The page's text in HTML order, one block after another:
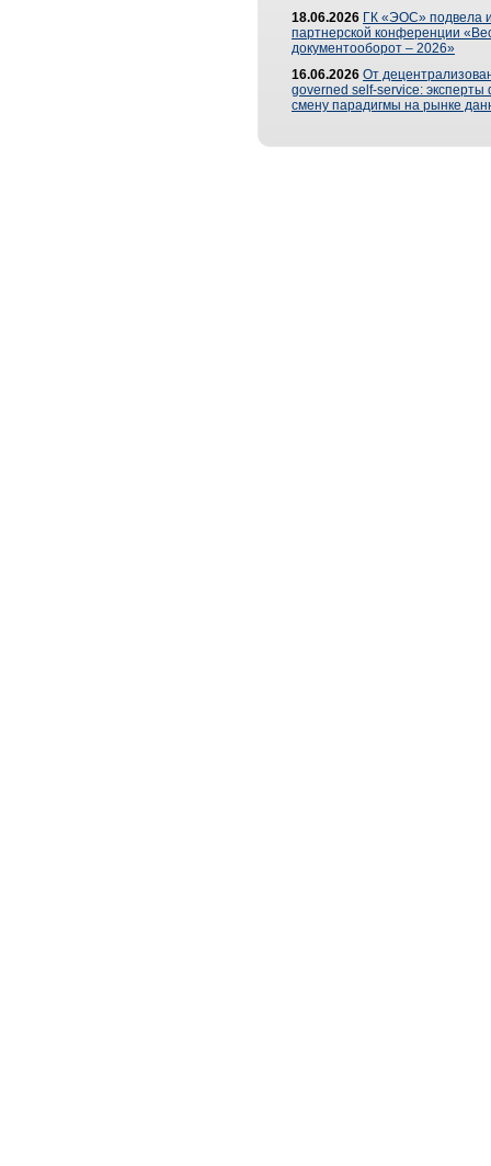
18.06.2026 ГК «ЭОС» подвела
партнерской конференции
документооборот – 2026»
16.06.2026 От
governed self-service: эксперты
смену парадигмы на рынке